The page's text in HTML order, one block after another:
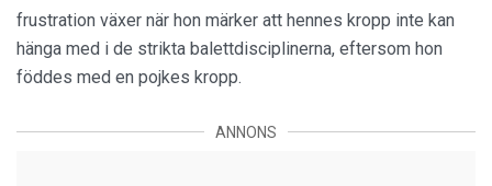
frustration växer när hon märker att hennes kropp inte kan
hänga med i de strikta balettdisciplinerna, eftersom hon
föddes med en pojkes kropp.
ANNONS